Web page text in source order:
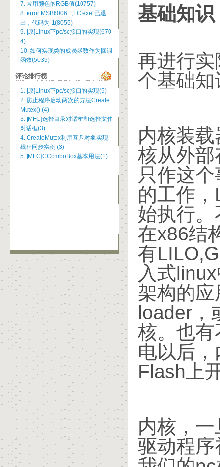
基础知识
再进行
个基础知
内核装
核从外
只作这
的工作
始执行
在x86结
有
入式
架构的
loader，
核。也
电以后
Flash上
内核，
驱动程
7. 常用颜色的RGB值(10757)
8. error MSB6006 : ,LC.exe”已退
出，代码为-1(8055)
9. [原]Linux下pc/sc接口的实现(670
4)
10. 如何实现类的成员函数作为回调
函数(5039)
评论排行榜
1. [原]Linux下pc/sc接口的实现(5)
2. 防止程序启动两次的方法Create
Mutex() (4)
3. [MFC]选择目录对话框和选择文件
对话框(3)
4. CreateMutex利用互斥对象实现
线程同步实例 (3)
5. [MFC]CComboBox基本用法(1)